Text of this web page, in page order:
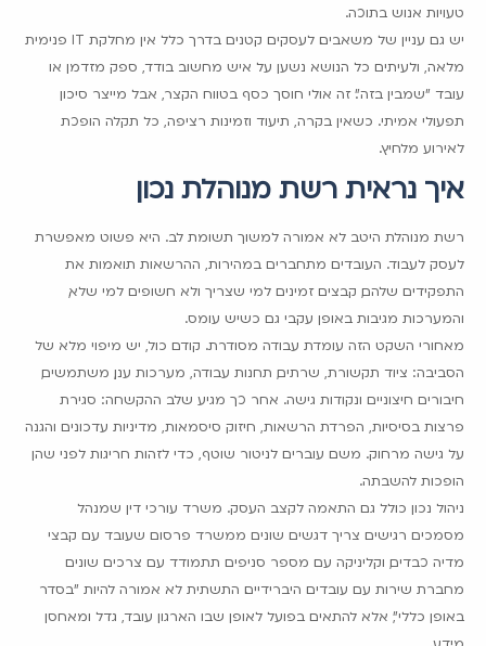
טעויות אנוש בתוכה.
יש גם עניין של משאבים. לעסקים קטנים בדרך כלל אין מחלקת IT פנימית
מלאה, ולעיתים כל הנושא נשען על איש מחשוב בודד, ספק מזדמן או
עובד "שמבין בזה". זה אולי חוסך כסף בטווח הקצר, אבל מייצר סיכון
תפעולי אמיתי. כשאין בקרה, תיעוד וזמינות רציפה, כל תקלה הופכת
לאירוע מלחיץ.
איך נראית רשת מנוהלת נכון
רשת מנוהלת היטב לא אמורה למשוך תשומת לב. היא פשוט מאפשרת
לעסק לעבוד. העובדים מתחברים במהירות, ההרשאות תואמות את
התפקידים שלהם, קבצים זמינים למי שצריך ולא חשופים למי שלא,
והמערכות מגיבות באופן עקבי גם כשיש עומס.
מאחורי השקט הזה עומדת עבודה מסודרת. קודם כול, יש מיפוי מלא של
הסביבה: ציוד תקשורת, שרתים, תחנות עבודה, מערכות ענן, משתמשים,
חיבורים חיצוניים ונקודות גישה. אחר כך מגיע שלב ההקשחה: סגירת
פרצות בסיסיות, הפרדת הרשאות, חיזוק סיסמאות, מדיניות עדכונים והגנה
על גישה מרחוק. משם עוברים לניטור שוטף, כדי לזהות חריגות לפני שהן
הופכות להשבתה.
ניהול נכון כולל גם התאמה לקצב העסק. משרד עורכי דין שמנהל
מסמכים רגישים צריך דגשים שונים ממשרד פרסום שעובד עם קבצי
מדיה כבדים, וקליניקה עם מספר סניפים תתמודד עם צרכים שונים
מחברת שירות עם עובדים היברידיים. התשתית לא אמורה להיות "בסדר
באופן כללי", אלא להתאים בפועל לאופן שבו הארגון עובד, גדל ומאחסן